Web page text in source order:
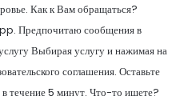
Как к Вам обращаться?
Предпочитаю сообщения в
Выбирая услугу и нажимая на
соглашения. Оставьте
течение 5 минут. Что-то ищете?